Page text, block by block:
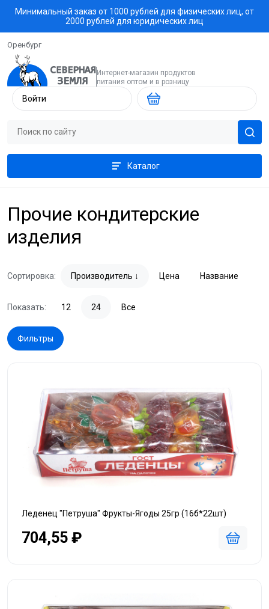
Минимальный заказ от 1000 рублей для физических лиц, от
2000 рублей для юридических лиц
Оренбург
Интернет-магазин продуктов
питания оптом и в розницу
Войти
Каталог
Прочие кондитерские
изделия
Сортировка: Производитель Цена Название
Показать: 12 24 Все
Фильтры
Леденец "Петруша" Фрукты-Ягоды 25гр (16б*22шт)
704,55 ₽